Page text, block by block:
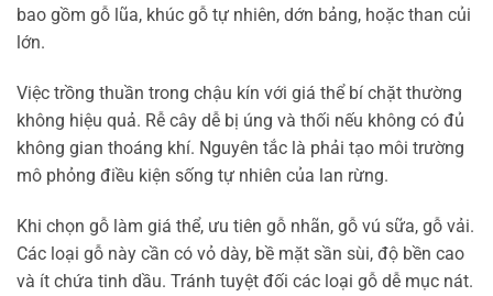
bao gồm gỗ lũa, khúc gỗ tự nhiên, dớn bảng, hoặc than củi
lớn.
Việc trồng thuần trong chậu kín với giá thể bí chặt thường
không hiệu quả. Rễ cây dễ bị úng và thối nếu không có đủ
không gian thoáng khí. Nguyên tắc là phải tạo môi trường
mô phỏng điều kiện sống tự nhiên của lan rừng.
Khi chọn gỗ làm giá thể, ưu tiên gỗ nhãn, gỗ vú sữa, gỗ vải.
Các loại gỗ này cần có vỏ dày, bề mặt sần sùi, độ bền cao
và ít chứa tinh dầu. Tránh tuyệt đối các loại gỗ dễ mục nát.